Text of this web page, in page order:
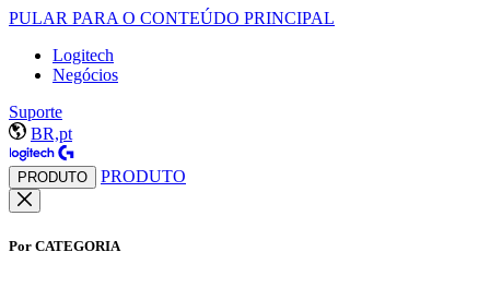
PULAR PARA O CONTEÚDO PRINCIPAL
Logitech
Negócios
Suporte
BR,pt
PRODUTO PRODUTO
Por CATEGORIA